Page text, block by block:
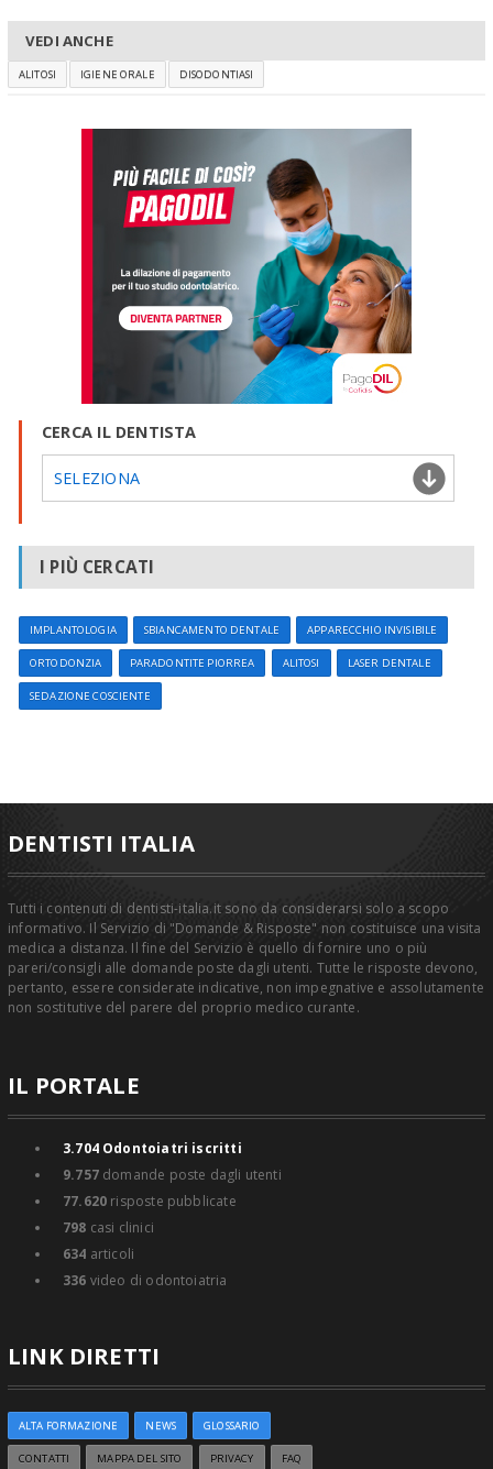
VEDI ANCHE
ALITOSI IGIENE ORALE DISODONTIASI
CERCA IL DENTISTA
SELEZIONA
I PIÙ CERCATI
IMPLANTOLOGIA SBIANCAMENTO DENTALE APPARECCHIO INVISIBILE
ORTODONZIA PARADONTITE PIORREA ALITOSI LASER DENTALE
SEDAZIONE COSCIENTE
DENTISTI ITALIA
Tutti i contenuti di dentisti-italia.it sono da considerarsi solo a scopo
informativo. Il Servizio di "Domande & Risposte" non costituisce una visita
medica a distanza. Il fine del Servizio è quello di fornire uno o più
pareri/consigli alle domande poste dagli utenti. Tutte le risposte devono,
pertanto, essere considerate indicative, non impegnative e assolutamente
non sostitutive del parere del proprio medico curante.
IL PORTALE
3.704Odontoiatri iscritti
9.757domande poste dagli utenti
77.620 risposte pubblicate
798 casi clinici
634 articoli
336 video di odontoiatria
LINK DIRETTI
ALTA FORMAZIONE NEWS GLOSSARIO
CONTATTI MAPPA DEL SITO PRIVACY FAQ